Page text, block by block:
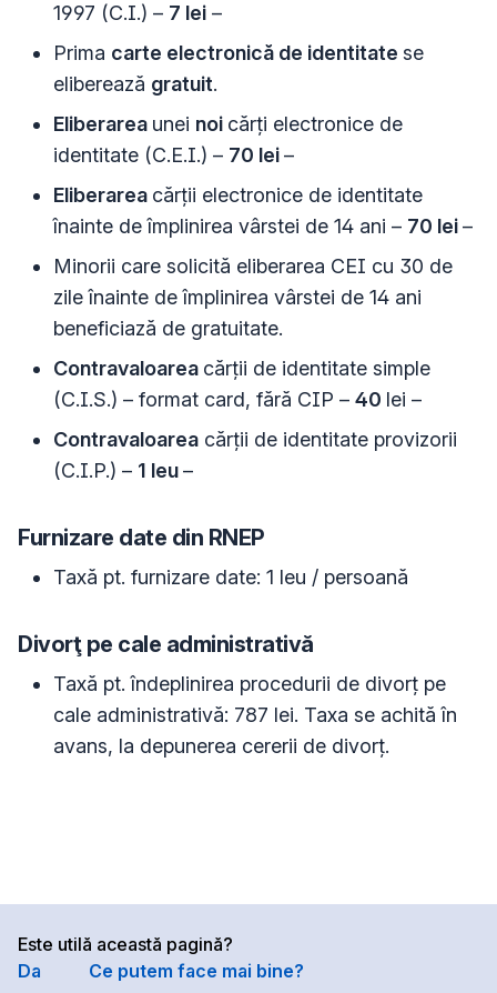
1997 (C.I.) – 7 lei –
Prima carte electronică de identitate se
eliberează gratuit.
Eliberarea unei noi cărţi electronice de
identitate (C.E.I.) – 70 lei–
Eliberarea cărţii electronice de identitate
înainte de împlinirea vârstei de 14 ani – 70 lei–
Minorii care solicită eliberarea CEI cu 30 de
zile înainte de împlinirea vârstei de 14 ani
beneficiază de gratuitate.
Contravaloarea cărţii de identitate simple
(C.I.S.) – format card, fără CIP – 40 lei –
Contravaloarea cărţii de identitate provizorii
(C.I.P.) – 1 leu–
Furnizare date din RNEP
Taxă pt. furnizare date: 1 leu / persoană
Divorţ pe cale administrativă
Taxă pt. îndeplinirea procedurii de divorţ pe
cale administrativă: 787 lei. Taxa se achită în
avans, la depunerea cererii de divorț.
Este utilă această pagină?
Da
Ce putem face mai bine?